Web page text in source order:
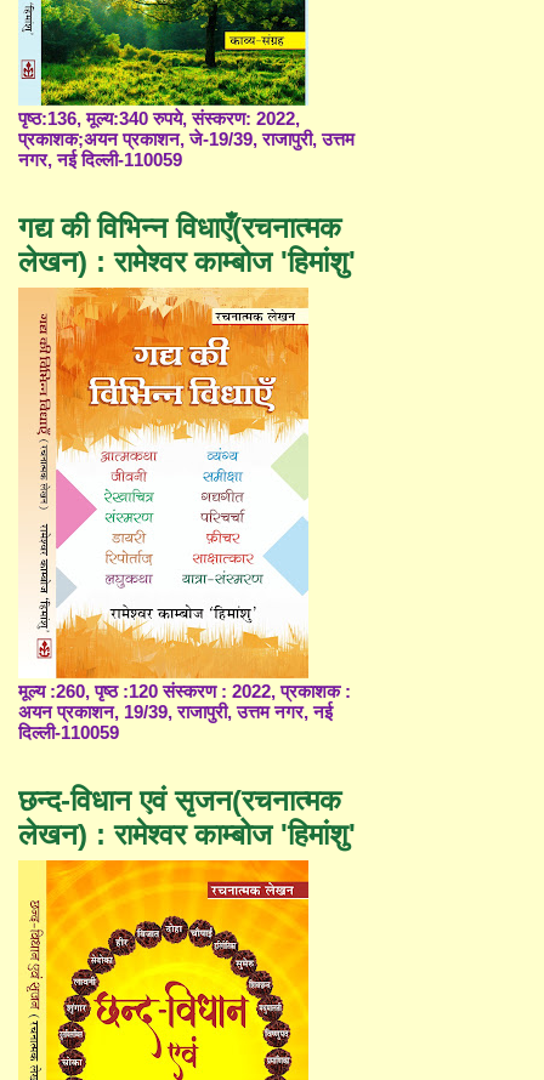
पृष्ठ:136, मूल्य:340 रुपये, संस्करण: 2022,
प्रकाशक;अयन प्रकाशन, जे-19/39, राजापुरी, उत्तम
नगर, नई दिल्ली-110059
गद्य की विभिन्न विधाएँ(रचनात्मक
लेखन) : रामेश्वर काम्बोज 'हिमांशु'
मूल्य :260, पृष्ठ :120 संस्करण : 2022, प्रकाशक :
अयन प्रकाशन, 19/39, राजापुरी, उत्तम नगर, नई
दिल्ली-110059
छन्द-विधान एवं सृजन(रचनात्मक
लेखन) : रामेश्वर काम्बोज 'हिमांशु'